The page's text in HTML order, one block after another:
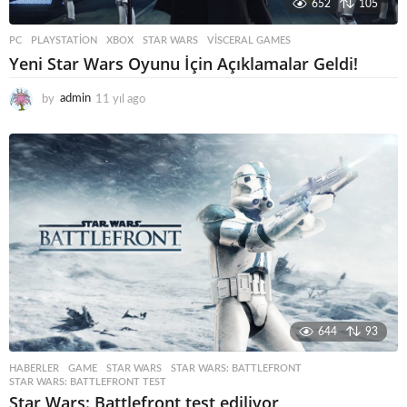
652 105
PC ,PLAYSTATION ,XBOX STAR WARS ,VISCERAL GAMES
Yeni Star Wars Oyunu İçin Açıklamalar Geldi!
by admin 11 yıl ago
y
ı
l
a
g
644 93
HABERLER GAME ,STAR WARS ,STAR WARS: BATTLEFRONT
STAR WARS: BATTLEFRONT TEST
Star Wars: Battlefront test ediliyor